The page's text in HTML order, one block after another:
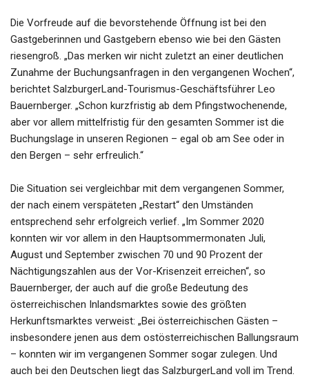
Die Vorfreude auf die bevorstehende Öffnung ist bei den
Gastgeberinnen und Gastgebern ebenso wie bei den Gästen
riesengroß. „Das merken wir nicht zuletzt an einer deutlichen
Zunahme der Buchungsanfragen in den vergangenen Wochen“,
berichtet SalzburgerLand-Tourismus-Geschäftsführer Leo
Bauernberger. „Schon kurzfristig ab dem Pfingstwochenende,
aber vor allem mittelfristig für den gesamten Sommer ist die
Buchungslage in unseren Regionen – egal ob am See oder in
den Bergen – sehr erfreulich.“
Die Situation sei vergleichbar mit dem vergangenen Sommer,
der nach einem verspäteten „Restart“ den Umständen
entsprechend sehr erfolgreich verlief. „Im Sommer 2020
konnten wir vor allem in den Hauptsommermonaten Juli,
August und September zwischen 70 und 90 Prozent der
Nächtigungszahlen aus der Vor-Krisenzeit erreichen“, so
Bauernberger, der auch auf die große Bedeutung des
österreichischen Inlandsmarktes sowie des größten
Herkunftsmarktes verweist: „Bei österreichischen Gästen –
insbesondere jenen aus dem ostösterreichischen Ballungsraum
– konnten wir im vergangenen Sommer sogar zulegen. Und
auch bei den Deutschen liegt das SalzburgerLand voll im Trend.